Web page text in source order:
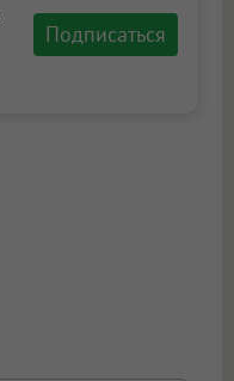
Подписаться